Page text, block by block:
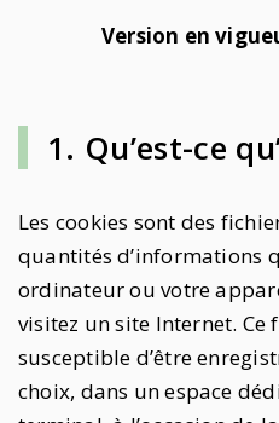
Version en
1. Qu’est-ce
Les cookies sont des
quantités d’informations
ordinateur ou votre
visitez un site Internet. Ce
susceptible d’être
choix, dans un espace